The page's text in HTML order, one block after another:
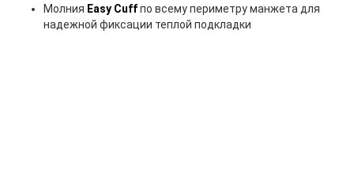
Молния Easy Cuffпо всему периметру манжета для
надежной фиксации теплой подкладки